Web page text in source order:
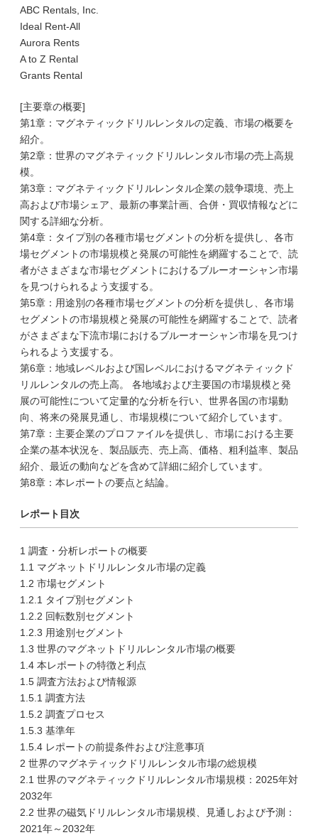
ABC Rentals, Inc.
Ideal Rent-All
Aurora Rents
A to Z Rental
Grants Rental
[主要章の概要]
第1章：マグネティックドリルレンタルの定義、市場の概要を
紹介。
第2章：世界のマグネティックドリルレンタル市場の売上高規
模。
第3章：マグネティックドリルレンタル企業の競争環境、売上
高および市場シェア、最新の事業計画、合併・買収情報などに
関する詳細な分析。
第4章：タイプ別の各種市場セグメントの分析を提供し、各市
場セグメントの市場規模と発展の可能性を網羅することで、読
者がさまざまな市場セグメントにおけるブルーオーシャン市場
を見つけられるよう支援する。
第5章：用途別の各種市場セグメントの分析を提供し、各市場
セグメントの市場規模と発展の可能性を網羅することで、読者
がさまざまな下流市場におけるブルーオーシャン市場を見つけ
られるよう支援する。
第6章：地域レベルおよび国レベルにおけるマグネティックド
リルレンタルの売上高。 各地域および主要国の市場規模と発
展の可能性について定量的な分析を行い、世界各国の市場動
向、将来の発展見通し、市場規模について紹介しています。
第7章：主要企業のプロファイルを提供し、市場における主要
企業の基本状況を、製品販売、売上高、価格、粗利益率、製品
紹介、最近の動向などを含めて詳細に紹介しています。
第8章：本レポートの要点と結論。
レポート目次
1 調査・分析レポートの概要
1.1 マグネットドリルレンタル市場の定義
1.2 市場セグメント
1.2.1 タイプ別セグメント
1.2.2 回転数別セグメント
1.2.3 用途別セグメント
1.3 世界のマグネットドリルレンタル市場の概要
1.4 本レポートの特徴と利点
1.5 調査方法および情報源
1.5.1 調査方法
1.5.2 調査プロセス
1.5.3 基準年
1.5.4 レポートの前提条件および注意事項
2 世界のマグネティックドリルレンタル市場の総規模
2.1 世界のマグネティックドリルレンタル市場規模：2025年対
2032年
2.2 世界の磁気ドリルレンタル市場規模、見通しおよび予測：
2021年～2032年